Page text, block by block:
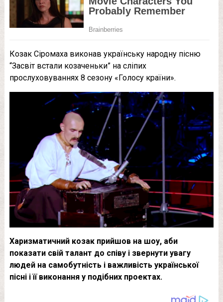
Козак Сіромаха виконав українську народну пісню
“Засвіт встали козаченьки” на сліпих
прослуховуваннях 8 сезону «Голосу країни».
Харизматичний козак прийшов на шоу, аби
показати свій талант до співу і звернути увагу
людей на самобутність і важливість української
пісні і її виконання у подібних проектах.